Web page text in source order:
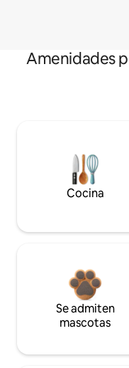
Amenidades
Cocina
Se admiten
mascotas